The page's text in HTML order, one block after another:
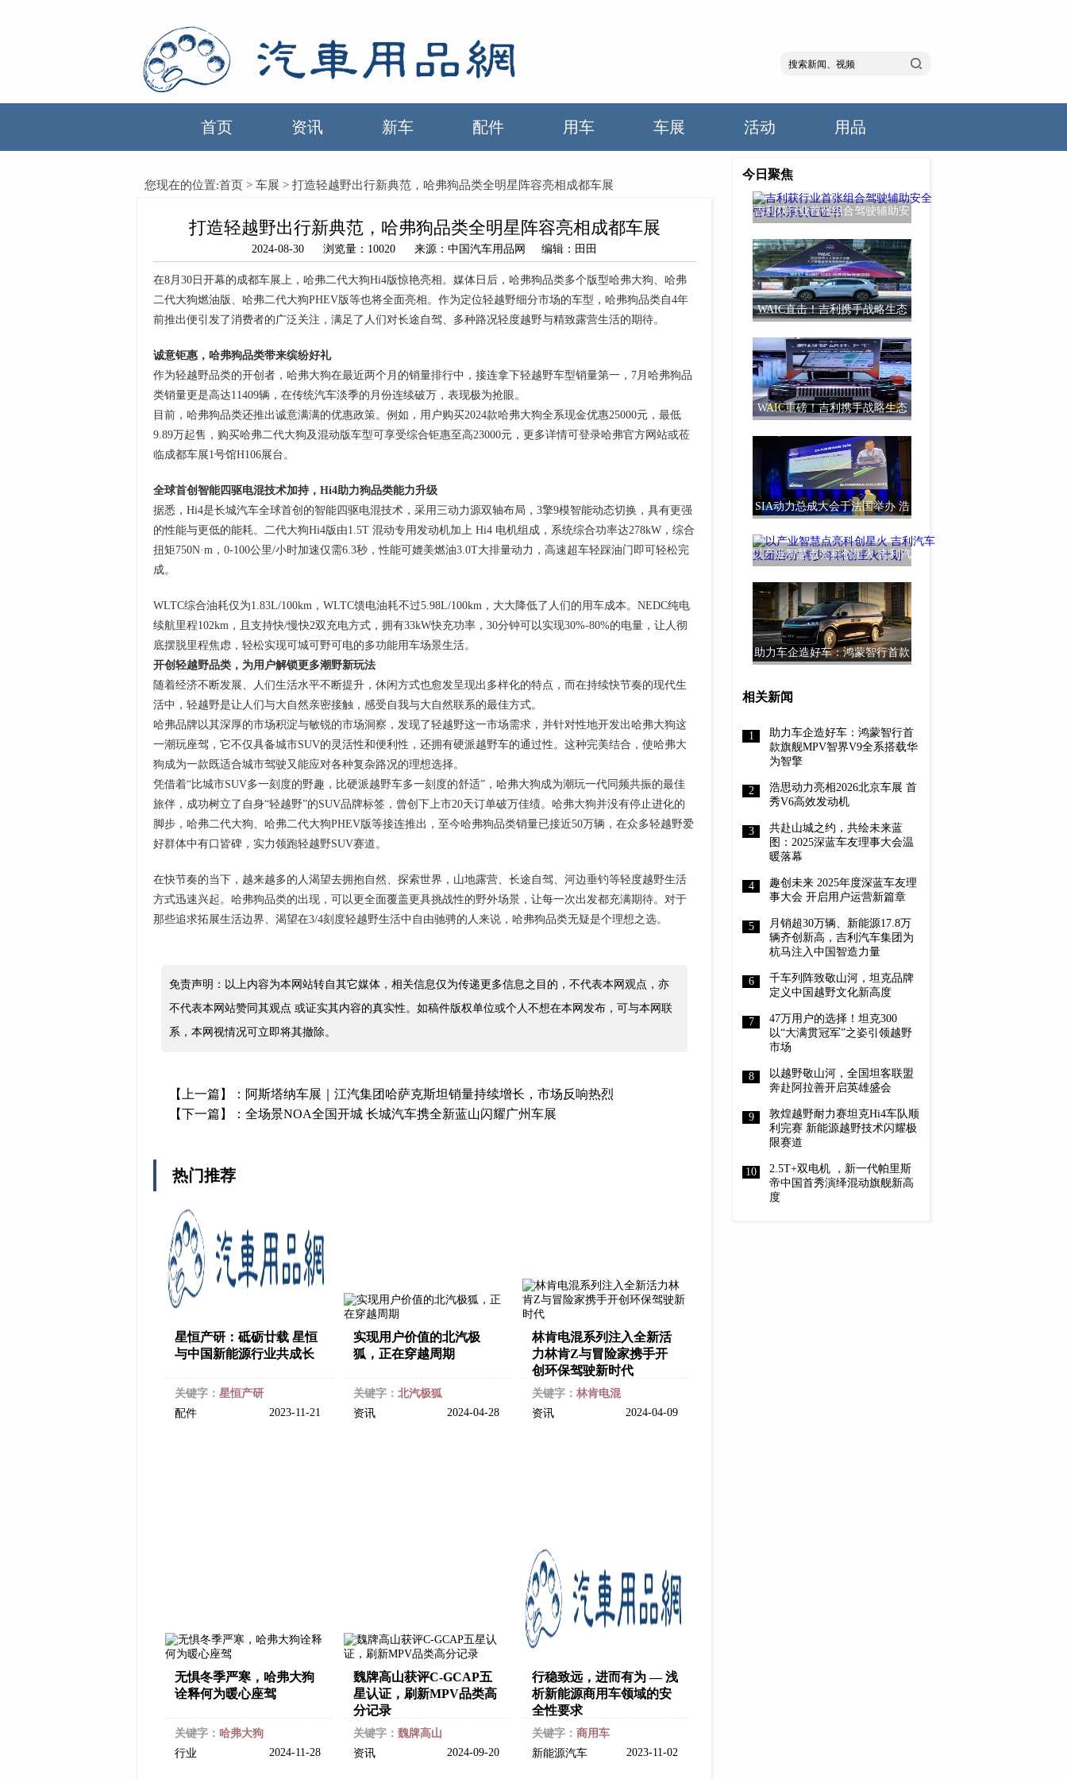
首页 资讯 新车 配件 用车 车展 活动 用品
您现在的位置:首页 > 车展 > 打造轻越野出行新典范，哈弗狗品类全明星阵容亮相成都车展
打造轻越野出行新典范，哈弗狗品类全明星阵容亮相成都车展
2024-08-30 浏览量：10020 来源：中国汽车用品网 编辑：田田
在8月30日开幕的成都车展上，哈弗二代大狗Hi4版惊艳亮相。媒体日后，哈弗狗品类多个版型哈弗大狗、哈弗
二代大狗燃油版、哈弗二代大狗PHEV版等也将全面亮相。作为定位轻越野细分市场的车型，哈弗狗品类自4年
前推出便引发了消费者的广泛关注，满足了人们对长途自驾、多种路况轻度越野与精致露营生活的期待。
诚意钜惠，哈弗狗品类带来缤纷好礼
作为轻越野品类的开创者，哈弗大狗在最近两个月的销量排行中，接连拿下轻越野车型销量第一，7月哈弗狗品
类销量更是高达11409辆，在传统汽车淡季的月份连续破万，表现极为抢眼。
目前，哈弗狗品类还推出诚意满满的优惠政策。例如，用户购买2024款哈弗大狗全系现金优惠25000元，最低
9.89万起售，购买哈弗二代大狗及混动版车型可享受综合钜惠至高23000元，更多详情可登录哈弗官方网站或莅
临成都车展1号馆H106展台。
全球首创智能四驱电混技术加持，Hi4助力狗品类能力升级
据悉，Hi4是长城汽车全球首创的智能四驱电混技术，采用三动力源双轴布局，3擎9模智能动态切换，具有更强
的性能与更低的能耗。二代大狗Hi4版由1.5T 混动专用发动机加上 Hi4 电机组成，系统综合功率达278kW，综合
扭矩750N·m，0-100公里/小时加速仅需6.3秒，性能可媲美燃油3.0T大排量动力，高速超车轻踩油门即可轻松完
成。
WLTC综合油耗仅为1.83L/100km，WLTC馈电油耗不过5.98L/100km，大大降低了人们的用车成本。NEDC纯电
续航里程102km，且支持快/慢快2双充电方式，拥有33kW快充功率，30分钟可以实现30%-80%的电量，让人彻
底摆脱里程焦虑，轻松实现可城可野可电的多功能用车场景生活。
开创轻越野品类，为用户解锁更多潮野新玩法
随着经济不断发展、人们生活水平不断提升，休闲方式也愈发呈现出多样化的特点，而在持续快节奏的现代生
活中，轻越野是让人们与大自然亲密接触，感受自我与大自然联系的最佳方式。
哈弗品牌以其深厚的市场积淀与敏锐的市场洞察，发现了轻越野这一市场需求，并针对性地开发出哈弗大狗这
一潮玩座驾，它不仅具备城市SUV的灵活性和便利性，还拥有硬派越野车的通过性。这种完美结合，使哈弗大
狗成为一款既适合城市驾驶又能应对各种复杂路况的理想选择。
凭借着“比城市SUV多一刻度的野趣，比硬派越野车多一刻度的舒适”，哈弗大狗成为潮玩一代同频共振的最佳
旅伴，成功树立了自身“轻越野”的SUV品牌标签，曾创下上市20天订单破万佳绩。哈弗大狗并没有停止进化的
脚步，哈弗二代大狗、哈弗二代大狗PHEV版等接连推出，至今哈弗狗品类销量已接近50万辆，在众多轻越野爱
好群体中有口皆碑，实力领跑轻越野SUV赛道。
在快节奏的当下，越来越多的人渴望去拥抱自然、探索世界，山地露营、长途自驾、河边垂钓等轻度越野生活
方式迅速兴起。哈弗狗品类的出现，可以更全面覆盖更具挑战性的野外场景，让每一次出发都充满期待。对于
那些追求拓展生活边界、渴望在3/4刻度轻越野生活中自由驰骋的人来说，哈弗狗品类无疑是个理想之选。
免责声明：以上内容为本网站转自其它媒体，相关信息仅为传递更多信息之目的，不代表本网观点，亦
不代表本网站赞同其观点 或证实其内容的真实性。如稿件版权单位或个人不想在本网发布，可与本网联
系，本网视情况可立即将其撤除。
【上一篇】： 阿斯塔纳车展｜江汽集团哈萨克斯坦销量持续增长，市场反响热烈
【下一篇】： 全场景NOA全国开城 长城汽车携全新蓝山闪耀广州车展
热门推荐
星恒产研：砥砺廿载 星恒
与中国新能源行业共成长
关键字： 星恒产研
配件
2023-11-21
实现用户价值的北汽极
狐，正在穿越周期
关键字： 北汽极狐
资讯
2024-04-28
林肯电混系列注入全新活
力林肯Z与冒险家携手开
创环保驾驶新时代
关键字： 林肯电混
资讯
2024-04-09
无惧冬季严寒，哈弗大狗
诠释何为暖心座驾
关键字： 哈弗大狗
行业
2024-11-28
魏牌高山获评C-GCAP五
星认证，刷新MPV品类高
分记录
关键字： 魏牌高山
资讯
2024-09-20
行稳致远，进而有为 — 浅
析新能源商用车领域的安
全性要求
关键字： 商用车
新能源汽车
2023-11-02
今日聚焦
吉利获行业首张组合驾驶辅助安
WAIC直击！吉利携手战略生态
WAIC重磅！吉利携手战略生态
SIA动力总成大会于法国举办 浩
以产业智慧点亮科创星火 吉利汽
助力车企造好车：鸿蒙智行首款
相关新闻
助力车企造好车：鸿蒙智行首
款旗舰MPV智界V9全系搭载华
为智擎
浩思动力亮相2026北京车展 首
秀V6高效发动机
共赴山城之约，共绘未来蓝
图：2025深蓝车友理事大会温
暖落幕
趣创未来 2025年度深蓝车友理
事大会 开启用户运营新篇章
月销超30万辆、新能源17.8万
辆齐创新高，吉利汽车集团为
杭马注入中国智造力量
千车列阵致敬山河，坦克品牌
定义中国越野文化新高度
47万用户的选择！坦克300
以“大满贯冠军”之姿引领越野
市场
以越野敬山河，全国坦客联盟
奔赴阿拉善开启英雄盛会
敦煌越野耐力赛坦克Hi4车队顺
利完赛 新能源越野技术闪耀极
限赛道
2.5T+双电机 ，新一代帕里斯
帝中国首秀演绎混动旗舰新高
度